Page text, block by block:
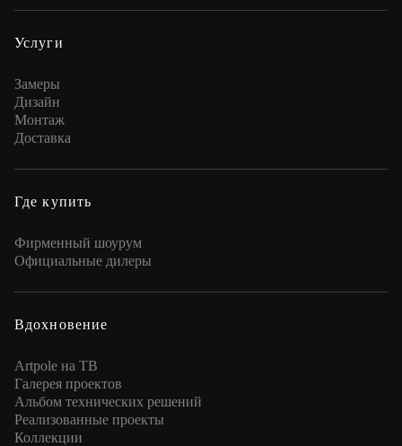
Услуги
Замеры
Дизайн
Монтаж
Доставка
Где купить
Фирменный шоурум
Официальные дилеры
Вдохновение
Artpole на ТВ
Галерея проектов
Альбом технических решений
Реализованные проекты
Коллекции